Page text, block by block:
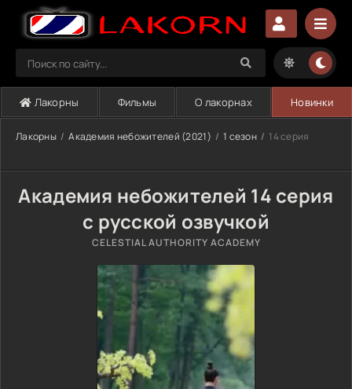
Лакорны Фильмы О лакорнах Новинки
Лакорны Академия небожителей (2021) 1 сезон 14 серия
Академия небожителей 14 серия
с русской озвучкой
CELESTIAL AUTHORITY ACADEMY